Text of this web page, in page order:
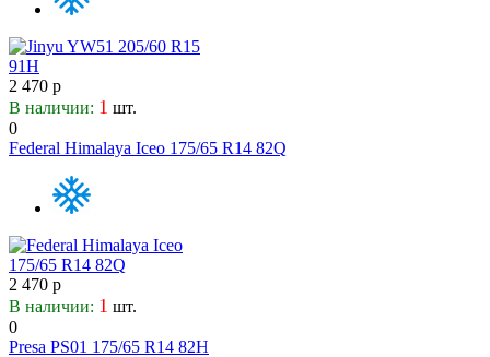
GoldStone
Goodride
Goodyear
Greentrac
Grenlander
Gripmax
Habilead
Haida
Hankook
Headway
Hifly
Hilo
Horizon
2 470 р
В наличии: 1 шт.
0
Federal Himalaya Iceo 175/65 R14 82Q
2 470 р
В наличии: 1 шт.
0
Presa PS01 175/65 R14 82H